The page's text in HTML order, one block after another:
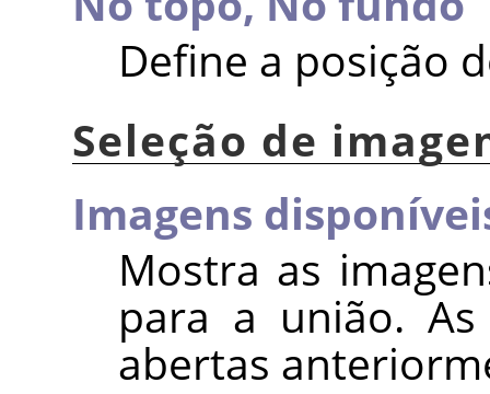
Define a posição
Seleção de
Imagens
Mostra as
para a união.
abertas